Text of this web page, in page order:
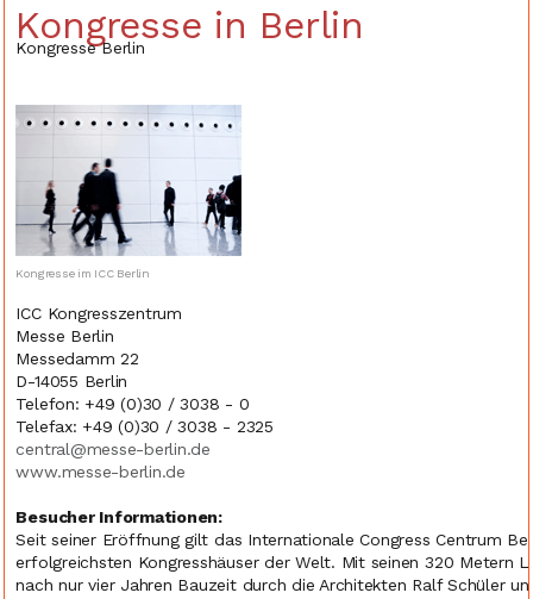
Kongresse in Berlin
Kongresse Berlin
Kongresse im ICC Berlin
ICC Kongresszentrum
Messe Berlin
Messedamm 22
D-14055 Berlin
Telefon: +49 (0)30 / 3038 - 0
Telefax: +49 (0)30 / 3038 - 2325
central@messe-berlin.de
www.messe-berlin.de
Besucher Informationen:
Seit seiner Eröffnung gilt das Internationale Congress Centrum
erfolgreichsten Kongresshäuser der Welt. Mit seinen 320 Metern
nach nur vier Jahren Bauzeit durch die Architekten Ralf Schüler